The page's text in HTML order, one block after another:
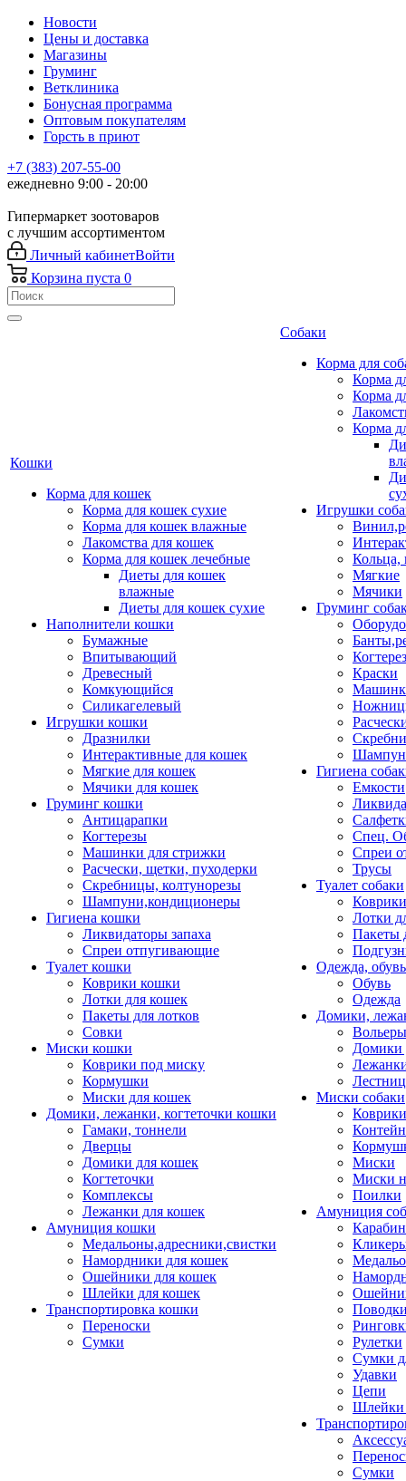
Новости
Цены и доставка
Магазины
Груминг
Ветклиника
Бонусная программа
Оптовым покупателям
Горсть в приют
+7 (383) 207-55-00
ежедневно 9:00 - 20:00
Гипермаркет зоотоваров
с лучшим ассортиментом
Личный кабинетВойти
Корзина пуста 0
Кошки
Корма для кошек
Корма для кошек сухие
Корма для кошек влажные
Лакомства для кошек
Корма для кошек лечебные
Диеты для кошек
влажные
Диеты для кошек сухие
Наполнители кошки
Бумажные
Впитывающий
Древесный
Комкующийся
Силикагелевый
Игрушки кошки
Дразнилки
Интерактивные для кошек
Мягкие для кошек
Мячики для кошек
Груминг кошки
Антицарапки
Когтерезы
Машинки для стрижки
Расчески, щетки, пуходерки
Скребницы, колтунорезы
Шампуни,кондиционеры
Гигиена кошки
Ликвидаторы запаха
Спреи отпугивающие
Туалет кошки
Коврики кошки
Лотки для кошек
Пакеты для лотков
Совки
Миски кошки
Коврики под миску
Кормушки
Миски для кошек
Домики, лежанки, когтеточки кошки
Гамаки, тоннели
Дверцы
Домики для кошек
Когтеточки
Комплексы
Лежанки для кошек
Амуниция кошки
Медальоны,адресники,свистки
Намордники для кошек
Ошейники для кошек
Шлейки для кошек
Транспортировка кошки
Переноски
Сумки
Собаки
Корма для
Корма
Корма
Корма
Игрушки
Кольца,
Мягкие
Мячики
Груминг
Краски
Гигиена
Емкости
Спец.
Спреи
Трусы
Туалет собаки
Коврики
Лотки
Пакеты
Одежда, обувь
Обувь
Одежда
Домики,
Домики
Миски собаки
Миски
Миски
Поилки
Амуниция
Рулетки
Сумки
Удавки
Цепи
Шлейки
Сумки